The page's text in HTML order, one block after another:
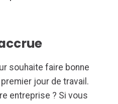
souhaite faire bonne
jour de travail.
entreprise ? Si vous